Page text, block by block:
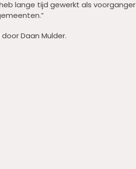
lange tijd gewerkt als voorganger
Daan Mulder.